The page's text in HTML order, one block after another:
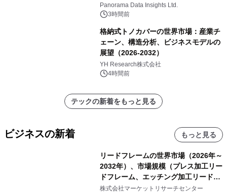
Panorama Data Insights Ltd.
3時間前
格納式トノカバーの世界市場：産業チ
ェーン、構造分析、ビジネスモデルの
展望（2026-2032）
YH Research株式会社
4時間前
テックの新着をもっと見る
ビジネスの新着 もっと見る
リードフレームの世界市場（2026年～
2032年）、市場規模（プレス加工リー
ドフレーム、エッチング加工リードフ
レーム）・分析レポートを発表
株式会社マーケットリサーチセンター